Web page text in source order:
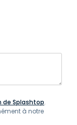
Splashtop.
à notre